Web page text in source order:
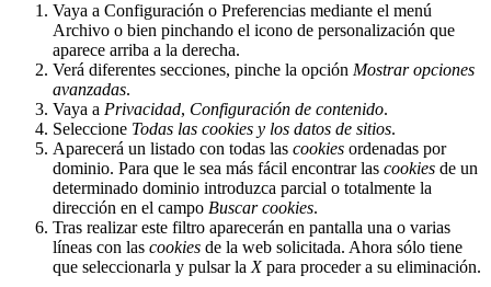
Vaya a Configuración o Preferencias mediante el menú
Archivo o bien pinchando el icono de personalización que
aparece arriba a la derecha.
Verá diferentes secciones, pinche la opción Mostrar opciones
avanzadas.
Vaya a Privacidad, Configuración de contenido.
Seleccione Todas las cookies y los datos de sitios.
Aparecerá un listado con todas las cookies ordenadas por
dominio. Para que le sea más fácil encontrar las cookies de un
determinado dominio introduzca parcial o totalmente la
dirección en el campo Buscar cookies.
Tras realizar este filtro aparecerán en pantalla una o varias
líneas con las cookies de la web solicitada. Ahora sólo tiene
que seleccionarla y pulsar laXpara proceder a su eliminación.